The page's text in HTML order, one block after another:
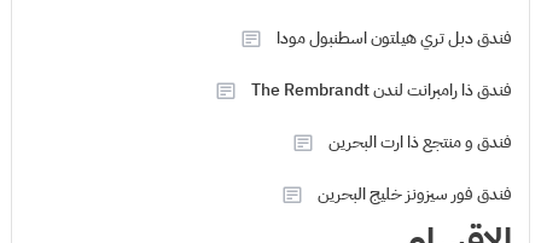
فندق دبل تري هيلتون اسطنبول مودا
فندق ذا رامبرانت لندن The Rembrandt
فندق و منتجع ذا ارت البحرين
فندق فور سيزونز خليج البحرين